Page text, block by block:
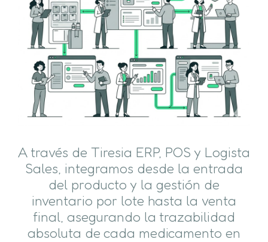
A través de Tiresia ERP, POS y Logista
Sales, integramos desde la entrada
del producto y la gestión de
inventario por lote hasta la venta
final, asegurando la trazabilidad
absoluta de cada medicamento en